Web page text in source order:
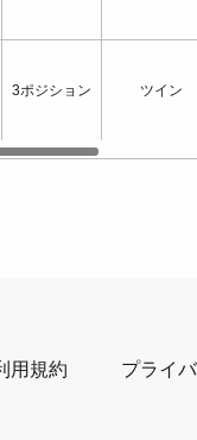
3ポジション ツイン
用規約 プライ